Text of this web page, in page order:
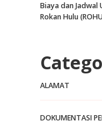
Biaya dan Jadwal
Rokan Hulu
ALAMAT
DOKUMENTASI